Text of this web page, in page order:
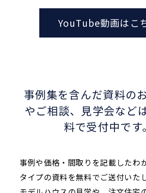
YouTube動画はこ
事例集を含んだ資料の
やご相談、
見学会など
料で受付中です。
事例や価格・間取りを記載したわ
タイプの資料を無料でご送付いた